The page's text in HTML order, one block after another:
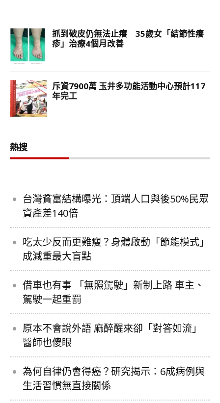
熱搜
台灣貧富結構曝光：頂端人口與後50%民眾
資產差140倍
吃太少反而更難瘦？身體啟動「節能模式」
成減重最大盲點
借車也有事 「無照駕駛」新制上路 車主、
駕駛一起重罰
原本不會說外語 麻醉醒來卻「對答如流」
醫師也傻眼
為何自律仍會得癌？研究揭示：6成病例與
生活習慣無直接關係